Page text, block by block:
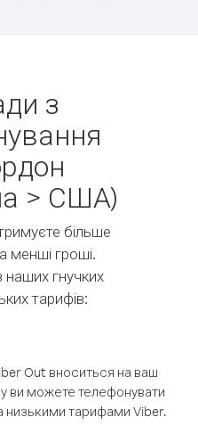
з
> США)
більше
менші гроші.
наших гнучких
тарифів:
Out вноситься на ваш
ви можете телефонувати
низькими тарифами Viber.